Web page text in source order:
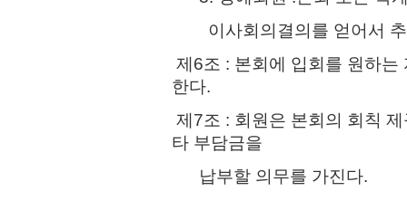
이사회의결의를 얻어서 추
제6조 : 본회에 입회를 원하
한다.
제7조 : 회원은 본회의 회칙
타 부담금을
납부할 의무를 가진다.